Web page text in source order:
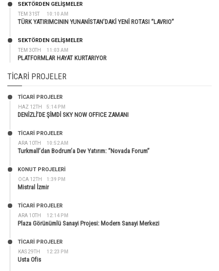
TEM 31ST 10:10 AM
SEKTÖRDEN GELIŞMELER
TÜRK YATIRIMCININ YUNANİSTAN’DAKİ YENİ ROTASI “LAVRIO”
TEM 30TH 11:03 AM
SEKTÖRDEN GELIŞMELER
PLATFORMLAR HAYAT KURTARIYOR
TICARI PROJELER
HAZ 12TH 5:14 PM
TİCARİ PROJELER
DENİZLİ’DE ŞİMDİ SKY NOW OFFICE ZAMANI
ARA 10TH 10:52 AM
TİCARİ PROJELER
Turkmall’dan Bodrum’a Dev Yatırım: “Novada Forum”
OCA 12TH 1:39 PM
KONUT PROJELERI
Mistral İzmir
ARA 10TH 12:14 PM
TİCARİ PROJELER
Plaza Görünümlü Sanayi Projesi: Modern Sanayi Merkezi
KAS 29TH 12:23 PM
TİCARİ PROJELER
Usta Ofis